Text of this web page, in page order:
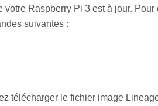
Raspberry Pi 3 est à jour. Pour
suivantes :
télécharger le fichier image